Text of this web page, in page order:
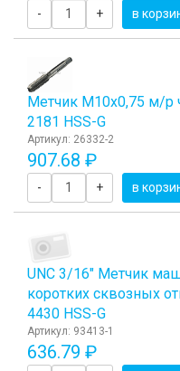
- + в
Метчик М10x0,75 м/р
2181 HSS-G
Артикул: 26332-2
907.68 ₽
- + в
UNC 3/16" Метчик
коротких сквозных
4430 HSS-G
Артикул: 93413-1
636.79 ₽